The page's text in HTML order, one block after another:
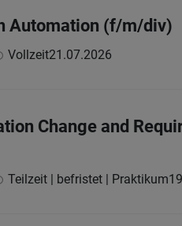
Automation (f/m/div)
Vollzeit21.07.2026
Change and
Teilzeit | befristet | Praktikum